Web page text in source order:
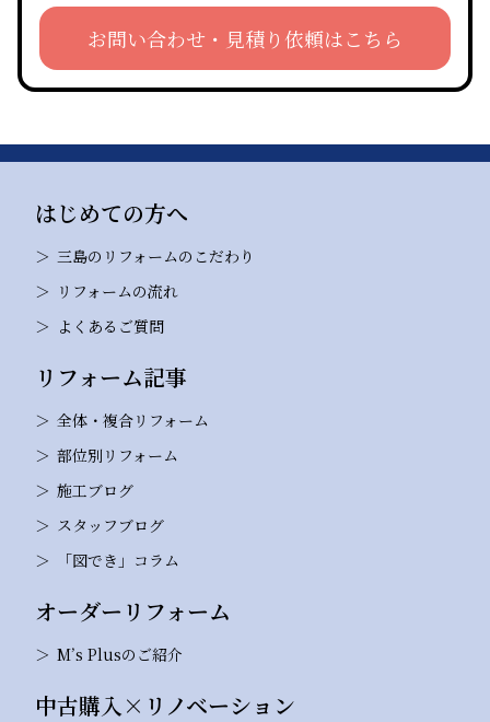
お問い合わせ・見積り依頼はこちら
はじめての方へ
三島のリフォームのこだわり
リフォームの流れ
よくあるご質問
リフォーム記事
全体・複合リフォーム
部位別リフォーム
施工ブログ
スタッフブログ
「図でき」コラム
オーダーリフォーム
M’s Plusのご紹介
中古購入×リノベーション